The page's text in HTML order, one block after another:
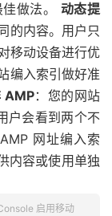
做法。 动态提
的内容。用户只
移动设备进行优
编入索引做好准
AMP：您的网站
户会看到两个不
网址编入索
内容或使用单独
启用移动